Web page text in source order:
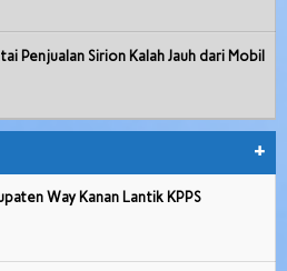
Penjualan Sirion Kalah Jauh dari Mobil
+
Way Kanan Lantik KPPS